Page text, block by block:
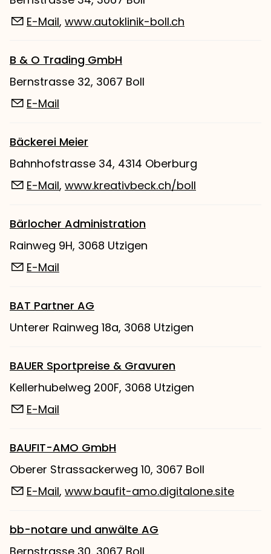
E-Mail, www.autoklinik-boll.ch
B & O Trading GmbH
Bernstrasse 32, 3067 Boll
E-Mail
Bäckerei Meier
Bahnhofstrasse 34, 4314 Oberburg
E-Mail, www.kreativbeck.ch/boll
Bärlocher Administration
Rainweg 9H, 3068 Utzigen
E-Mail
BAT Partner AG
Unterer Rainweg 18a, 3068 Utzigen
BAUER Sportpreise & Gravuren
Kellerhubelweg 200F, 3068 Utzigen
E-Mail
BAUFIT-AMO GmbH
Oberer Strassackerweg 10, 3067 Boll
E-Mail, www.baufit-amo.digitalone.site
bb-notare und anwälte AG